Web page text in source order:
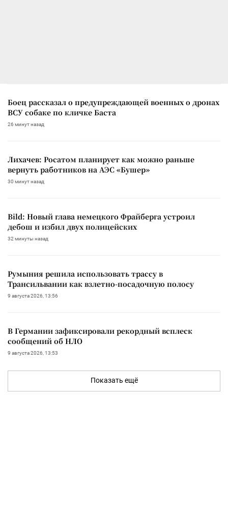
Боец рассказал о предупреждающей военных о дронах
ВСУ собаке по кличке Баста
26 минут назад
Лихачев: Росатом планирует как можно раньше
вернуть работников на АЭС «Бушер»
30 минут назад
Bild: Новый глава немецкого Фрайберга устроил
дебош и избил двух полицейских
32 минуты назад
Румыния решила использовать трассу в
Трансильвании как взлетно-посадочную полосу
9 августа 2026, 13:56
В Германии зафиксировали рекордный всплеск
сообщений об НЛО
9 августа 2026, 13:53
Показать ещё